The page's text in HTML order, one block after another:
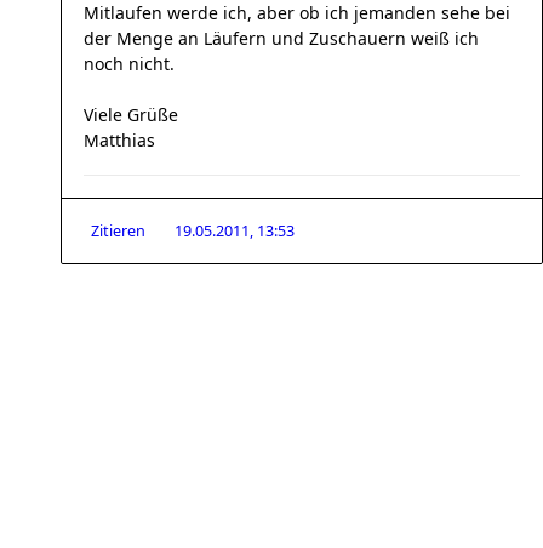
Mitlaufen werde ich, aber ob ich jemanden sehe bei
der Menge an Läufern und Zuschauern weiß ich
noch nicht.
Viele Grüße
Matthias
Zitieren 19.05.2011, 13:53